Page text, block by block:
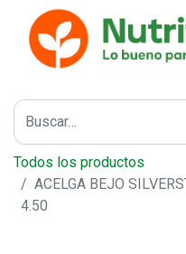
Todos los productos
ACELGA BEJO
4.50